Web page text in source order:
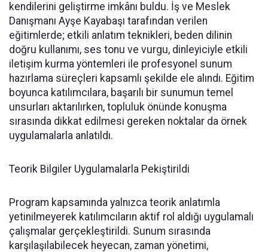
kendilerini geliştirme imkânı buldu. İş ve Meslek
Danışmanı Ayşe Kayabaşı tarafından verilen
eğitimlerde; etkili anlatım teknikleri, beden dilinin
doğru kullanımı, ses tonu ve vurgu, dinleyiciyle etkili
iletişim kurma yöntemleri ile profesyonel sunum
hazırlama süreçleri kapsamlı şekilde ele alındı. Eğitim
boyunca katılımcılara, başarılı bir sunumun temel
unsurları aktarılırken, topluluk önünde konuşma
sırasında dikkat edilmesi gereken noktalar da örnek
uygulamalarla anlatıldı.
Teorik Bilgiler Uygulamalarla Pekiştirildi
Program kapsamında yalnızca teorik anlatımla
yetinilmeyerek katılımcıların aktif rol aldığı uygulamalı
çalışmalar gerçekleştirildi. Sunum sırasında
karşılaşılabilecek heyecan, zaman yönetimi,